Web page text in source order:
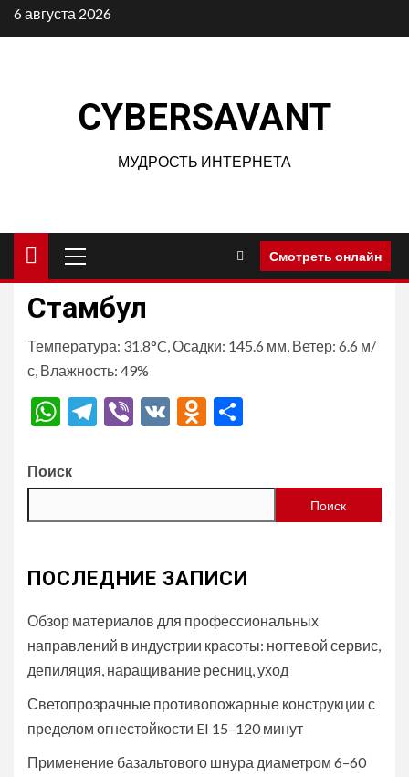
Перейти
к
6 августа 2026
CYBERSAVANT
МУДРОСТЬ ИНТЕРНЕТА
меню
Смотреть онлайн
Стамбул
Температура: 31.8°C, Осадки: 145.6 мм, Ветер: 6.6 м/
с, Влажность: 49%
WhatsApp
Telegram
Viber
VK Odnoklassniki
Поиск
Поиск
ПОСЛЕДНИЕ ЗАПИСИ
Обзор материалов для профессиональных
направлений в индустрии красоты: ногтевой сервис,
депиляция, наращивание ресниц, уход
Светопрозрачные противопожарные конструкции с
пределом огнестойкости EI 15–120 минут
Применение базальтового шнура диаметром 6–60